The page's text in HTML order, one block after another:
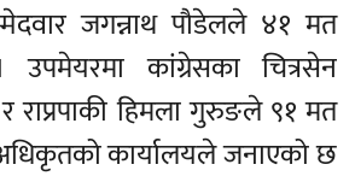
जगन्नाथ पौडेलले ४१ मत
कांग्रेसका चित्रसेन
राप्रपाकी हिमला गुरुङले ९१ मत
कार्यालयले जनाएको छ